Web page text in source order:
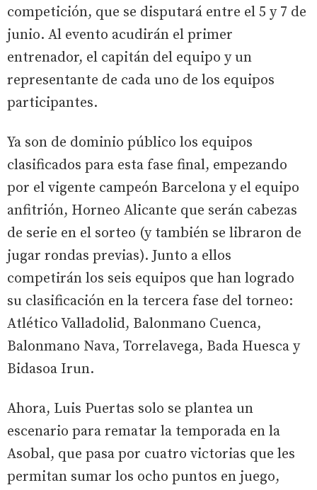
competición, que se disputará entre el 5 y 7 de
junio. Al evento acudirán el primer
entrenador, el capitán del equipo y un
representante de cada uno de los equipos
participantes.
Ya son de dominio público los equipos
clasificados para esta fase final, empezando
por el vigente campeón Barcelona y el equipo
anfitrión, Horneo Alicante que serán cabezas
de serie en el sorteo (y también se libraron de
jugar rondas previas). Junto a ellos
competirán los seis equipos que han logrado
su clasificación en la tercera fase del torneo:
Atlético Valladolid, Balonmano Cuenca,
Balonmano Nava, Torrelavega, Bada Huesca y
Bidasoa Irun.
Ahora, Luis Puertas solo se plantea un
escenario para rematar la temporada en la
Asobal, que pasa por cuatro victorias que les
permitan sumar los ocho puntos en juego,